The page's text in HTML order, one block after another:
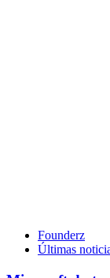
Founderz
Últimas